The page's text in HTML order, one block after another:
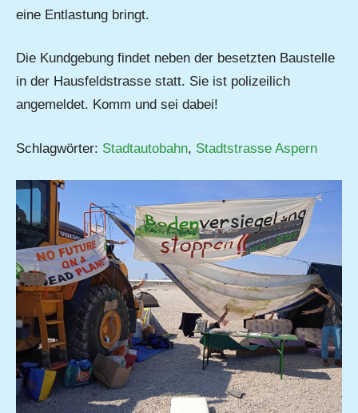
eine Entlastung bringt.
Die Kundgebung findet neben der besetzten Baustelle
in der Hausfeldstrasse statt. Sie ist polizeilich
angemeldet. Komm und sei dabei!
Schlagwörter: Stadtautobahn, Stadtstrasse Aspern